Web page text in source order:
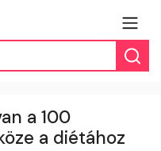
a 100
a diétához